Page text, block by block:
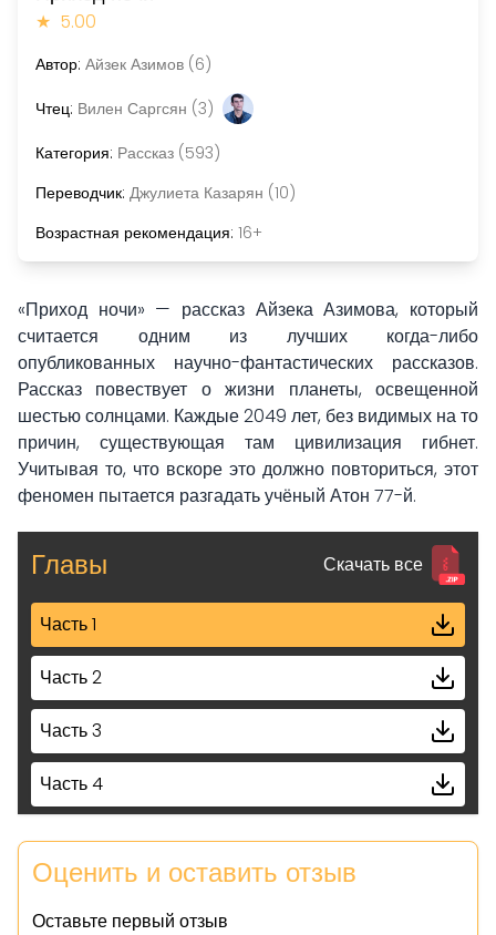
★ 5.00
Автор: Айзек Азимов (6)
Чтец: Вилен Саргсян (3)
Категория: Рассказ (593)
Переводчик: Джулиета Казарян (10)
Возрастная рекомендация: 16+
«Приход ночи» — рассказ Айзека Азимова, который
считается одним из лучших когда-либо
опубликованных научно-фантастических рассказов.
Рассказ повествует о жизни планеты, освещенной
шестью солнцами. Каждые 2049 лет, без видимых на то
причин, существующая там цивилизация гибнет.
Учитывая то, что вскоре это должно повториться, этот
феномен пытается разгадать учёный Атон 77-й.
Главы Скачать все
Часть 1
Часть 2
Часть 3
Часть 4
Часть 5
Оценить и оставить отзыв
Оставьте первый отзыв